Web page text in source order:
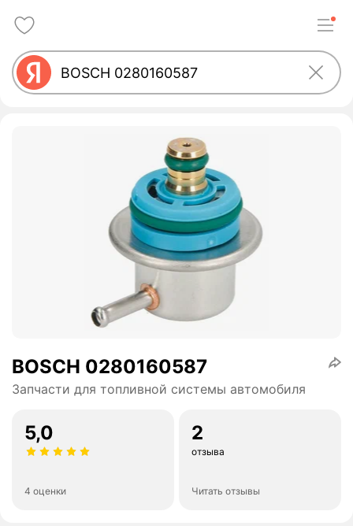
BOSCH 0280160587
Запчасти для топливной системы автомобиля
5,0
4 оценки
2
отзыва
Читать отзывы